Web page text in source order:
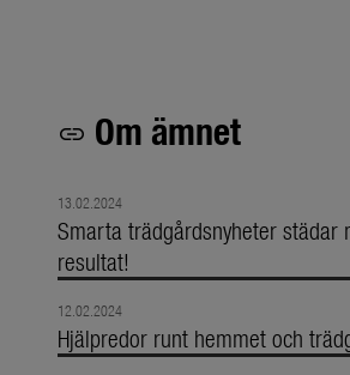
link Om ämnet
13.02.2024
Smarta trädgårdsnyheter städar
resultat!
12.02.2024
Hjälpredor runt hemmet och